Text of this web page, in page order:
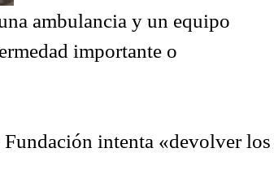
ambulancia y un equipo
importante o
Fundación intenta «devolver los